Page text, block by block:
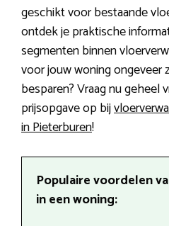
geschikt voor bestaande
ontdek je praktische
segmenten binnen
voor jouw woning ongeveer
besparen? Vraag nu geheel
prijsopgave op bij
in Pieterburen!
Populaire voordelen
in een woning: